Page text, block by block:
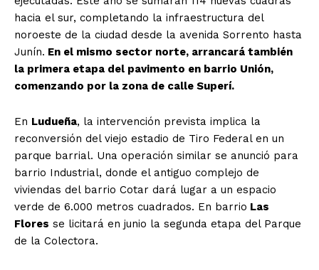
hacia el sur, completando la infraestructura del
noroeste de la ciudad desde la avenida Sorrento hasta
Junín. En el mismo sector norte, arrancará también
la primera etapa del pavimento en barrio Unión,
comenzando por la zona de calle Superí.
En Ludueña, la intervención prevista implica la
reconversión del viejo estadio de Tiro Federal en un
parque barrial. Una operación similar se anunció para
barrio Industrial, donde el antiguo complejo de
viviendas del barrio Cotar dará lugar a un espacio
verde de 6.000 metros cuadrados. En barrio Las
Flores se licitará en junio la segunda etapa del Parque
de la Colectora.